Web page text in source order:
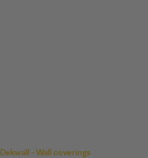
Dekwall - Wall coverings